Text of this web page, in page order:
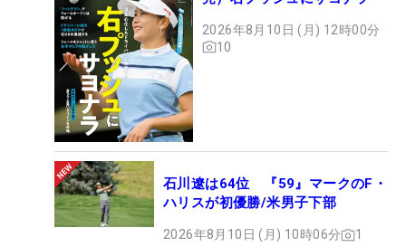
2026年8月10日 (月) 12時00分
10
石川遼は64位 『59』マークのF・
ハリスが初優勝/米男子下部
2026年8月10日 (月) 10時06分 1